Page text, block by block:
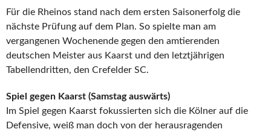
Für die Rheinos stand nach dem ersten Saisonerfolg die
nächste Prüfung auf dem Plan. So spielte man am
vergangenen Wochenende gegen den amtierenden
deutschen Meister aus Kaarst und den letztjährigen
Tabellendritten, den Crefelder SC.
Spiel gegen Kaarst (Samstag auswärts)
Im Spiel gegen Kaarst fokussierten sich die Kölner auf die
Defensive, weiß man doch von der herausragenden